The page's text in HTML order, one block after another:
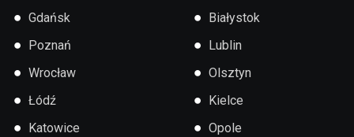
● Gdańsk
● Poznań
● Wrocław
● Łódź
● Katowice
● Białystok
● Lublin
● Olsztyn
● Kielce
● Opole